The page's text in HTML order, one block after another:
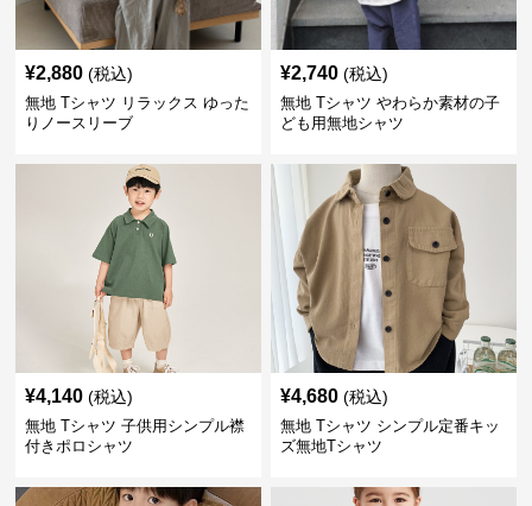
¥2,880 (税込)
無地 Tシャツ リラックス ゆった
りノースリーブ
¥2,740 (税込)
無地 Tシャツ やわらか素材の子
ども用無地シャツ
¥4,140 (税込)
無地 Tシャツ 子供用シンプル襟
付きポロシャツ
¥4,680 (税込)
無地 Tシャツ シンプル定番キッ
ズ無地Tシャツ